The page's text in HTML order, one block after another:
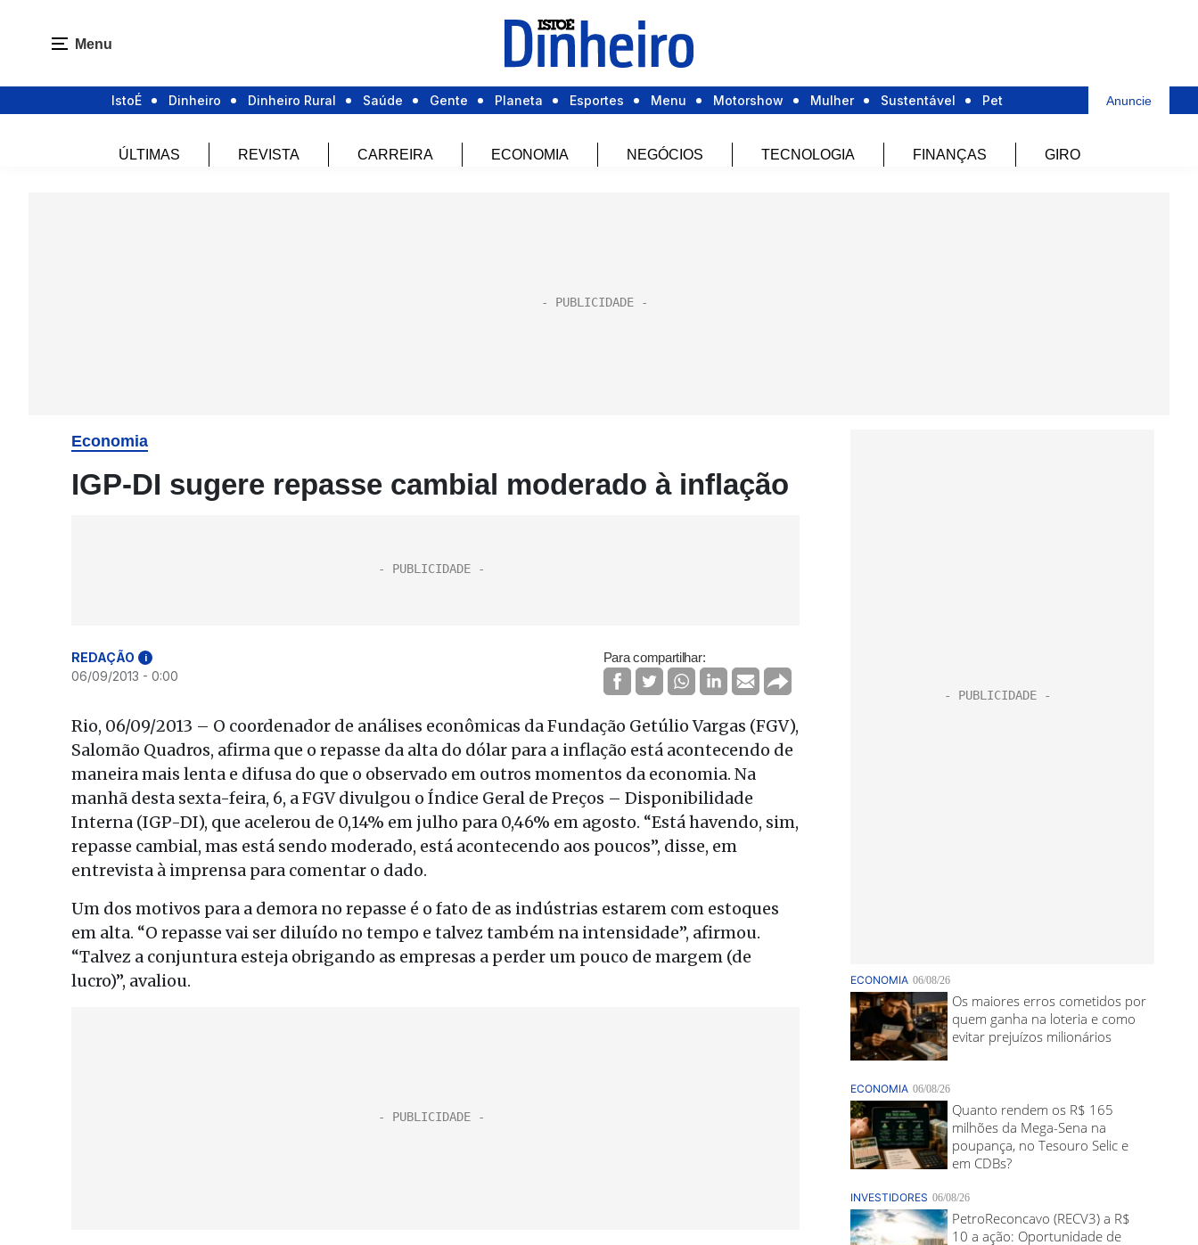
Menu
IstoÉ Dinheiro Dinheiro Rural Saúde Gente Planeta Esportes Menu Motorshow Mulher Sustentável Pet Anuncie
ÚLTIMAS REVISTA CARREIRA ECONOMIA NEGÓCIOS TECNOLOGIA FINANÇAS GIRO
Economia
IGP-DI sugere repasse cambial moderado à inflação
REDAÇÃO i
06/09/2013 - 0:00
Para compartilhar:
Rio, 06/09/2013 – O coordenador de análises econômicas da Fundação Getúlio Vargas (FGV),
Salomão Quadros, afirma que o repasse da alta do dólar para a inflação está acontecendo de
maneira mais lenta e difusa do que o observado em outros momentos da economia. Na
manhã desta sexta-feira, 6, a FGV divulgou o Índice Geral de Preços – Disponibilidade
Interna (IGP-DI), que acelerou de 0,14% em julho para 0,46% em agosto. “Está havendo, sim,
repasse cambial, mas está sendo moderado, está acontecendo aos poucos”, disse, em
entrevista à imprensa para comentar o dado.
Um dos motivos para a demora no repasse é o fato de as indústrias estarem com estoques
em alta. “O repasse vai ser diluído no tempo e talvez também na intensidade”, afirmou.
“Talvez a conjuntura esteja obrigando as empresas a perder um pouco de margem (de
lucro)”, avaliou.